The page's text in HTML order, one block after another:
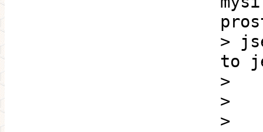
>
to
>
>
>